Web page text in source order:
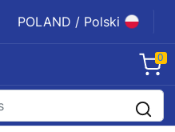
POLAND / Polski
0